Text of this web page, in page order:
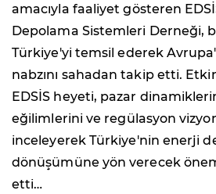
amacıyla faaliyet gösteren
Depolama Sistemleri Derneği,
Türkiye'yi temsil ederek
nabzını sahadan takip etti.
EDSİS heyeti, pazar
eğilimlerini ve regülasyon
inceleyerek Türkiye'nin enerji
dönüşümüne yön verecek
etti…